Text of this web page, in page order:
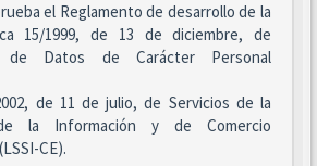
el Reglamento de desarrollo de la
15/1999, de 13 de diciembre, de
de Datos de Carácter Personal
de 11 de julio, de Servicios de la
la Información y de Comercio
CE).